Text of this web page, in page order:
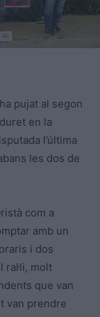
pujat al segon
en la
l’última
les dos de
com a
amb un
i dos
ral·li, molt
que van
van prendre